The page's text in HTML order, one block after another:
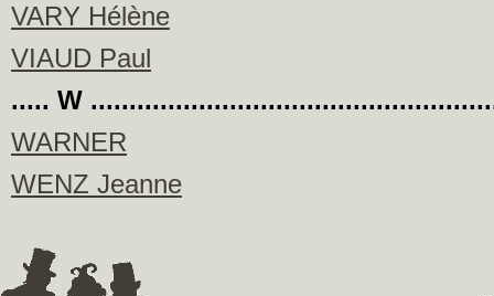
VARY Hélène
VIAUD Paul
..... W
WARNER
WENZ Jeanne